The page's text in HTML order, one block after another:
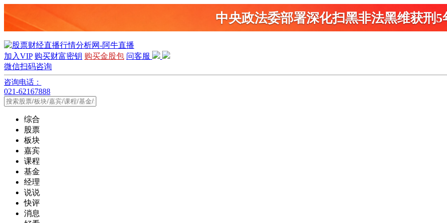
中央政法委部署深化扫黑非法黑维获刑5
加入VIP 购买财富密钥 购买金股包 问客服
微信扫码咨询
咨询电话：
021-62167888
综合
股票
板块
嘉宾
课程
基金
经理
说说
快评
消息